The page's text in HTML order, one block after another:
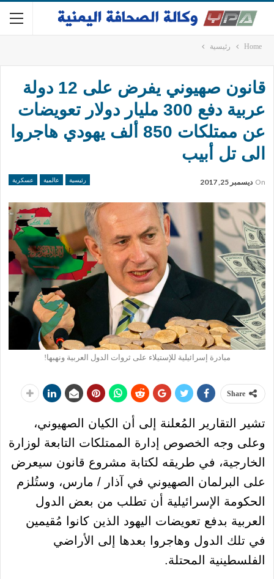
Home رئيسية
قانون صهيوني يفرض على 12 دولة
عربية دفع 300 مليار دولار تعويضات
عن ممتلكات 850 ألف يهودي هاجروا
الى تل أبيب
رئيسية عالمية عسكرية On ديسمبر 25, 2017
مبادرة إسرائيلية للإستيلاء على ثروات الدول العربية ونهبها!
Share
تشير التقارير المُعلنة إلى أن الكيان الصهيوني،
وعلى وجه الخصوص إدارة الممتلكات التابعة لوزارة
الخارجية، في طريقه لكتابة مشروع قانون سيعرض
على البرلمان الصهيوني في آذار / مارس، وستُلزم
الحكومة الإسرائيلية أن تطلب من بعض الدول
العربية بدفع تعويضات اليهود الذين كانوا مُقيمين
في تلك الدول وهاجروا بعدها إلى الأراضي
الفلسطينية المحتلة.